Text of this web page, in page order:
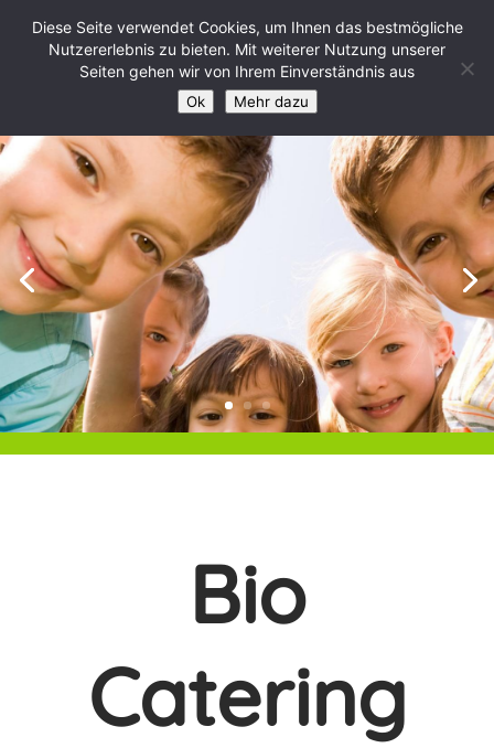
Bio
Catering
Diese Seite verwendet Cookies, um Ihnen das bestmögliche
Nutzererlebnis zu bieten. Mit weiterer Nutzung unserer
Seiten gehen wir von Ihrem Einverständnis aus
Ok Mehr dazu